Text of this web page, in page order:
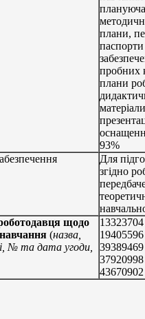
плани,
пробних
плани
93%
Для
згідно
щодо
навчання (назва,
№ та дата угоди,